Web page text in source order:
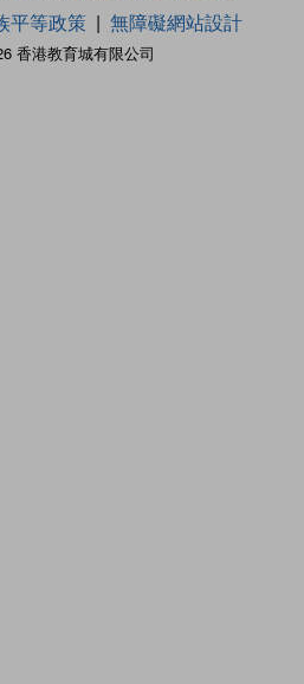
香港教育城有限公司
平等政策 無障礙網站設計